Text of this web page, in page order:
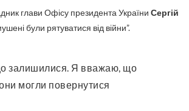
глави Офісу президента України Сергій
були рятуватися від війни”.
могли повернутися